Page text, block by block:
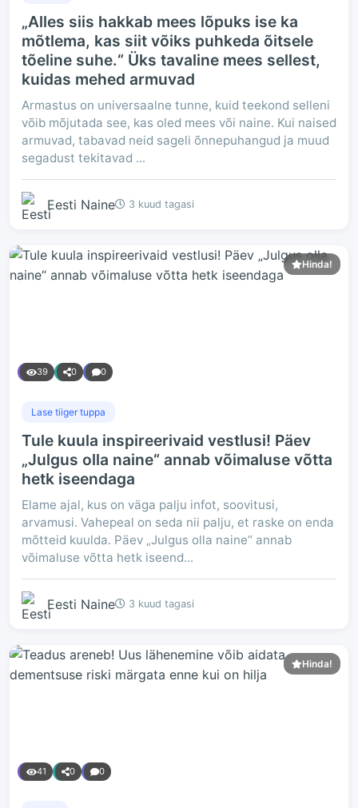
„Alles siis hakkab mees lõpuks ise ka
mõtlema, kas siit võiks puhkeda õitsele
tõeline suhe.“ Üks tavaline mees sellest,
kuidas mehed armuvad
Armastus on universaalne tunne, kuid teekond selleni
võib mõjutada see, kas oled mees või naine. Kui naised
armuvad, tabavad neid sageli õnnepuhangud ja muud
segadust tekitavad ...
Eesti Naine 3 kuud tagasi
Hinda!
39 0 0
Lase tiiger tuppa
Tule kuula inspireerivaid vestlusi! Päev
„Julgus olla naine“ annab võimaluse võtta
hetk iseendaga
Elame ajal, kus on väga palju infot, soovitusi,
arvamusi. Vahepeal on seda nii palju, et raske on enda
mõtteid kuulda. Päev „Julgus olla naine“ annab
võimaluse võtta hetk iseend...
Eesti Naine 3 kuud tagasi
Hinda!
41 0 0